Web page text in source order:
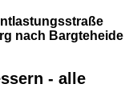
nach Bargteheide
- alle